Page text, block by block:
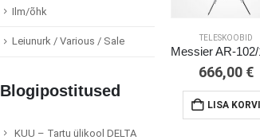
Ilm/õhk
Leiunurk / Various / Sale
Blogipostitused
KUU – Tartu ülikool DELTA
TELESKOOBID
666,00 €
LISA KORVI